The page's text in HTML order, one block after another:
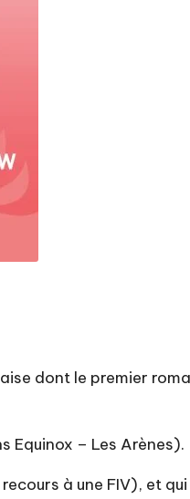
dont le premier
Equinox – Les Arènes).
à une FIV), et